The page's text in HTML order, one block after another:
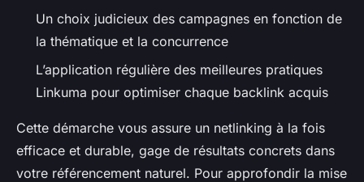
Un choix judicieux des campagnes en fonction de
la thématique et la concurrence
L’application régulière des meilleures pratiques
Linkuma pour optimiser chaque backlink acquis
Cette démarche vous assure un netlinking à la fois
efficace et durable, gage de résultats concrets dans
votre référencement naturel. Pour approfondir la mise